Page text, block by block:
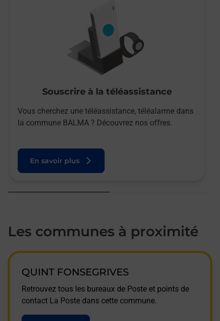
Souscrire à la téléassistance
Vous cherchez une téléassistance, téléalarme dans
la commune BALMA ? Découvrez nos offres.
En savoir plus
Les communes à proximité
QUINT FONSEGRIVES
Retrouvez tous les bureaux de Poste et points de
contact La Poste dans cette commune.